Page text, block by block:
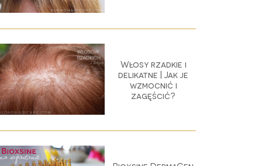
Włosy rzadkie i
delikatne | Jak je
wzmocnić i
zagęścić?